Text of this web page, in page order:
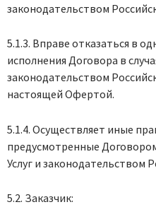
законодательством
5.1.3. Вправе отказаться в
исполнения Договора в
законодательством
настоящей Офертой.
5.1.4. Осуществляет иные
предусмотренные
Услуг и законодательством
5.2. Заказчик: